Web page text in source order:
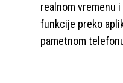
realnom vremenu
funkcije preko
pametnom